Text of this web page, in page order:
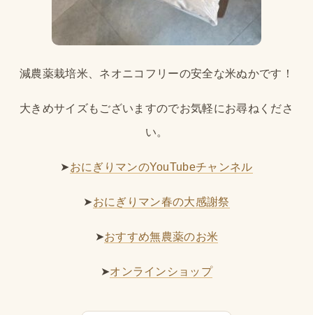
減農薬栽培米、ネオニコフリーの安全な米ぬかです！
大きめサイズもございますのでお気軽にお尋ねくださ
い。
➤おにぎりマンのYouTubeチャンネル
➤おにぎりマン春の大感謝祭
➤おすすめ無農薬のお米
➤オンラインショップ